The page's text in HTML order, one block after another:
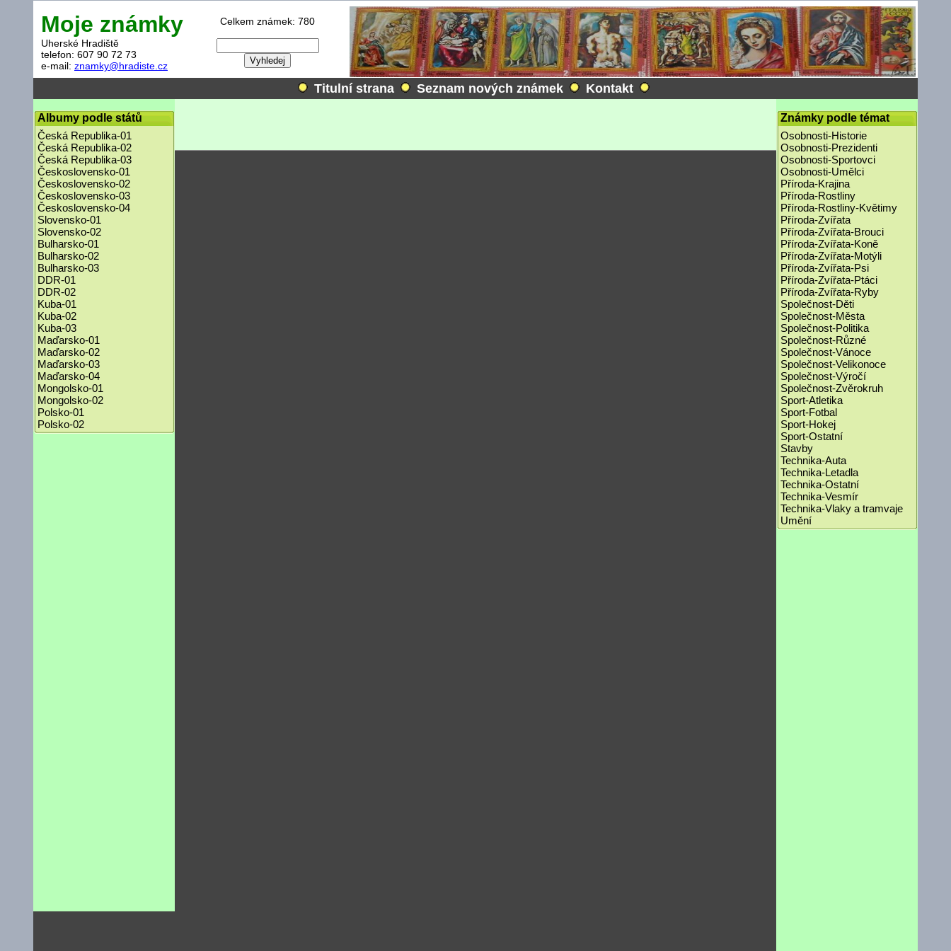
Moje známky
Uherské Hradiště
telefon: 607 90 72 73
e-mail: znamky@hradiste.cz
Celkem známek: 780
Titulní strana Seznam nových známek Kontakt
Albumy podle států
Česká Republika-01
Česká Republika-02
Česká Republika-03
Československo-01
Československo-02
Československo-03
Československo-04
Slovensko-01
Slovensko-02
Bulharsko-01
Bulharsko-02
Bulharsko-03
DDR-01
DDR-02
Kuba-01
Kuba-02
Kuba-03
Maďarsko-01
Maďarsko-02
Maďarsko-03
Maďarsko-04
Mongolsko-01
Mongolsko-02
Polsko-01
Polsko-02
Známky podle témat
Osobnosti-Historie
Osobnosti-Prezidenti
Osobnosti-Sportovci
Osobnosti-Umělci
Příroda-Krajina
Příroda-Rostliny
Příroda-Rostliny-Květimy
Příroda-Zvířata
Příroda-Zvířata-Brouci
Příroda-Zvířata-Koně
Příroda-Zvířata-Motýli
Příroda-Zvířata-Psi
Příroda-Zvířata-Ptáci
Příroda-Zvířata-Ryby
Společnost-Děti
Společnost-Města
Společnost-Politika
Společnost-Různé
Společnost-Vánoce
Společnost-Velikonoce
Společnost-Výročí
Společnost-Zvěrokruh
Sport-Atletika
Sport-Fotbal
Sport-Hokej
Sport-Ostatní
Stavby
Technika-Auta
Technika-Letadla
Technika-Ostatní
Technika-Vesmír
Technika-Vlaky a tramvaje
Umění